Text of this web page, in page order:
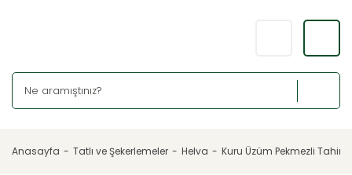
Anasayfa Tatlı ve Şekerlemeler Helva Kuru Üzüm Pekmezli Tahin